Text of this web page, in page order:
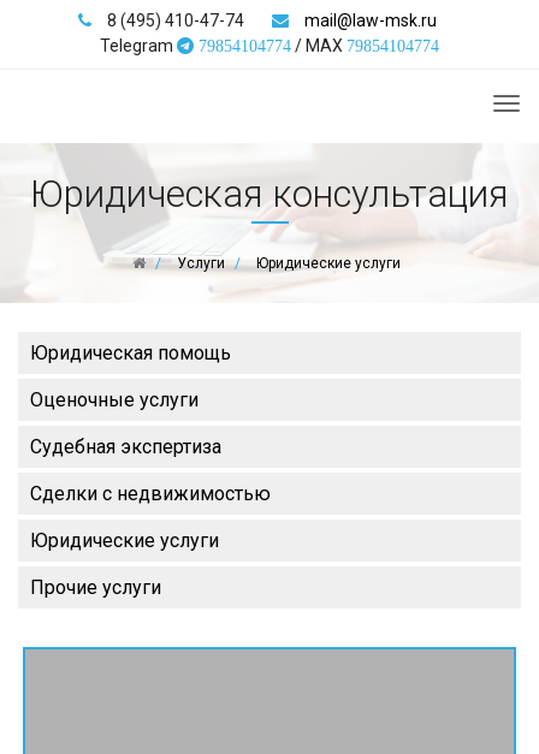
8 (495) 410-47-74
mail@law-msk.ru
Telegram
79854104774 / MAX 79854104774
Юридическая консультация
Услуги Юридические услуги
Юридическая помощь
Оценочные услуги
Судебная экспертиза
Сделки с недвижимостью
Юридические услуги
Прочие услуги